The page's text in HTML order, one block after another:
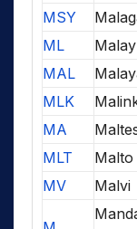
MSY
ML
MAL
MLK
MA
MLT
MV
Malvi